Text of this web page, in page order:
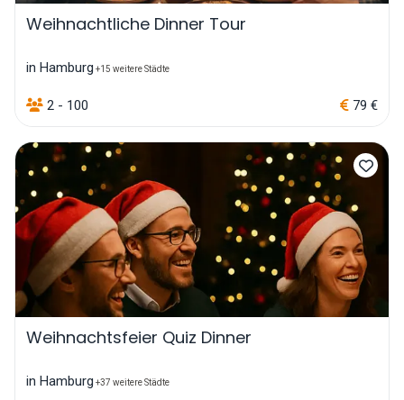
Weihnachtliche Dinner Tour
in Hamburg +15 weitere Städte
2 - 100 79 €
Weihnachtsfeier Quiz Dinner
in Hamburg +37 weitere Städte